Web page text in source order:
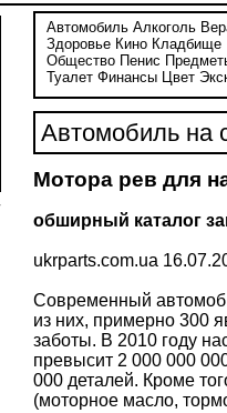
Автомобиль Алкоголь
Здоровье Кино Кладбище
Общество Пенис
Туалет Финансы Цвет
Автомобиль на
Мотора рев для
обширный каталог
ukrparts.com.ua
Современный
из них, примерно 300
заботы. В 2010 году
превысит 2 000 000
000 деталей. Кроме
(моторное масло,